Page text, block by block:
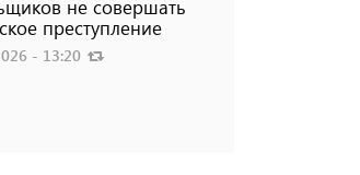
не совершать
преступление
- 13:20